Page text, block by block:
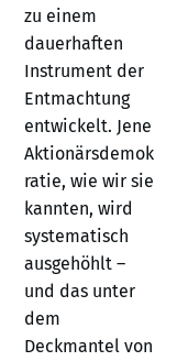
zu einem
dauerhaften
Instrument der
Entmachtung
entwickelt. Jene
Aktionärsdemok
ratie, wie wir sie
kannten, wird
systematisch
ausgehöhlt –
und das unter
dem
Deckmantel von